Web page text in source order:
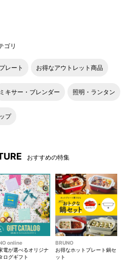
ゴリ
レート お得なアウトレット商品
ミキサー・ブレンダー 照明・ランタン
プ
おすすめの特集
online
電が選べるオリジナ
ログギフト
BRUNO
お得なホットプレート鍋セ
ット